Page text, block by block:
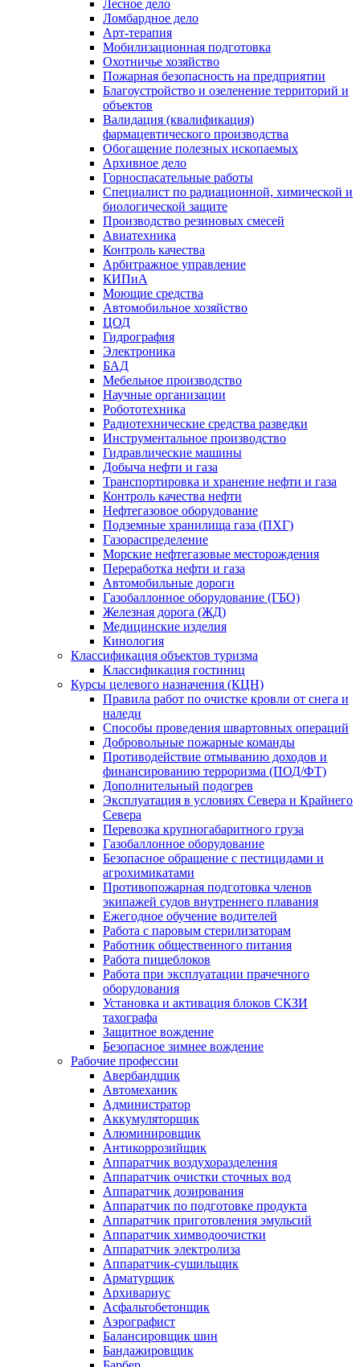
Лесное дело
Ломбардное дело
Арт-терапия
Мобилизационная подготовка
Охотничье хозяйство
Пожарная безопасность на предприятии
Благоустройство и озеленение территорий и
объектов
Валидация (квалификация)
фармацевтического производства
Обогащение полезных ископаемых
Архивное дело
Горноспасательные работы
Специалист по радиационной, химической и
биологической защите
Производство резиновых смесей
Авиатехника
Контроль качества
Арбитражное управление
КИПиА
Моющие средства
Автомобильное хозяйство
ЦОД
Гидрография
Электроника
БАД
Мебельное производство
Научные организации
Робототехника
Радиотехнические средства разведки
Инструментальное производство
Гидравлические машины
Добыча нефти и газа
Транспортировка и хранение нефти и газа
Контроль качества нефти
Нефтегазовое оборудование
Подземные хранилища газа (ПХГ)
Газораспределение
Морские нефтегазовые месторождения
Переработка нефти и газа
Автомобильные дороги
Газобаллонное оборудование (ГБО)
Железная дорога (ЖД)
Медицинские изделия
Кинология
Классификация объектов туризма
Классификация гостиниц
Курсы целевого назначения (КЦН)
Правила работ по очистке кровли от снега и
наледи
Способы проведения швартовных операций
Добровольные пожарные команды
Противодействие отмыванию доходов и
финансированию терроризма (ПОД/ФТ)
Дополнительный подогрев
Эксплуатация в условиях Севера и Крайнего
Севера
Перевозка крупногабаритного груза
Газобаллонное оборудование
Безопасное обращение с пестицидами и
агрохимикатами
Противопожарная подготовка членов
экипажей судов внутреннего плавания
Ежегодное обучение водителей
Работа с паровым стерилизаторам
Работник общественного питания
Работа пищеблоков
Работа при эксплуатации прачечного
оборудования
Установка и активация блоков СКЗИ
тахографа
Защитное вождение
Безопасное зимнее вождение
Рабочие профессии
Авербандщик
Автомеханик
Администратор
Аккумуляторщик
Алюминировщик
Антикоррозийщик
Аппаратчик воздухоразделения
Аппаратчик очистки сточных вод
Аппаратчик дозирования
Аппаратчик по подготовке продукта
Аппаратчик приготовления эмульсий
Аппаратчик химводоочистки
Аппаратчик электролиза
Аппаратчик-сушильщик
Арматурщик
Архивариус
Асфальтобетонщик
Аэрографист
Балансировщик шин
Бандажировщик